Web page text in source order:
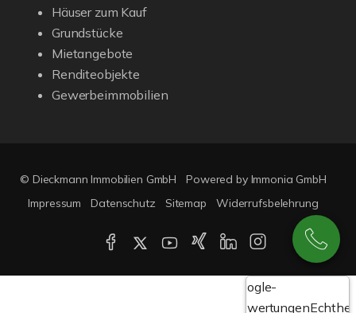
Häuser zum Kauf
Grundstücke
Mietangebote
Renditeobjekte
Gewerbeimmobilien
© Dieckmann Immobilien GmbH
Powered by Immonia GmbH
Impressum
Datenschutz Sitemap Widerrufsbelehrung
Google-
Bewertungen